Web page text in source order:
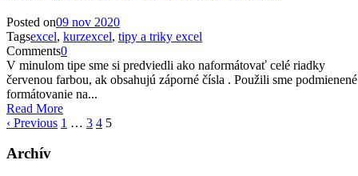
Posted on09 nov 2020
Tagsexcel, kurzexcel, tipy a triky excel
Comments0
V minulom tipe sme si predviedli ako naformátovať celé riadky
červenou farbou, ak obsahujú záporné čísla . Použili sme podmienené
formátovanie na...
Read More
‹ Previous 1 … 3 4 5
Archív